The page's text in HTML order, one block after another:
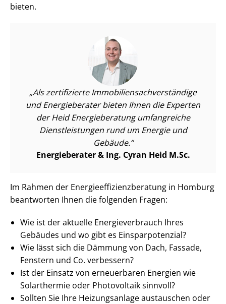
bieten.
Als zertifizierte Im­mo­bi­li­en­sach­ver­stän­di­ge
und Energieberater bieten Ihnen die Experten
der Heid Energieberatung umfangreiche
Dienst­leis­tun­gen rund um Energie und
Gebäude.
Energieberater & Ing. Cyran Heid M.Sc.
Im Rahmen der En­er­gie­ef­fi­zi­enz­be­ra­tung in Homburg
beantworten Ihnen die folgenden Fragen:
Wie ist der aktuelle En­er­gie­ver­brauch Ihres
Gebäudes und wo gibt es Ein­spar­po­ten­zi­al?
Wie lässt sich die Dämmung von Dach, Fassade,
Fenstern und Co. verbessern?
Ist der Einsatz von erneuerbaren Energien wie
Solarthermie oder Photovoltaik sinnvoll?
Sollten Sie Ihre Heizungsanlage austauschen oder